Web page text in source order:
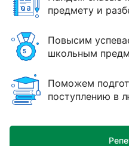
предмету и
Повысим
школьным
Поможем
поступлению в